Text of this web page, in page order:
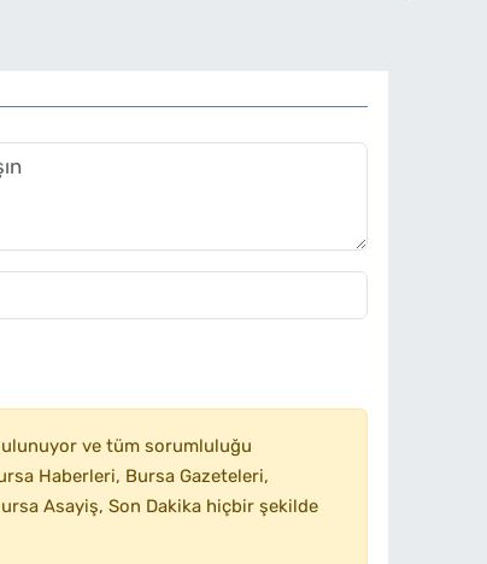
ve tüm sorumluluğu
Haberleri, Bursa Gazeteleri,
Asayiş, Son Dakika hiçbir şekilde